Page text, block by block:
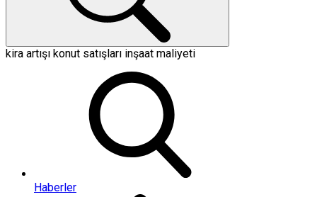
kira artışı konut satışları inşaat maliyeti
Haberler